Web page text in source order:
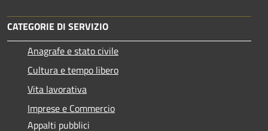
CATEGORIE DI SERVIZIO
Anagrafe e stato civile
Cultura e tempo libero
Vita lavorativa
Imprese e Commercio
Appalti pubblici